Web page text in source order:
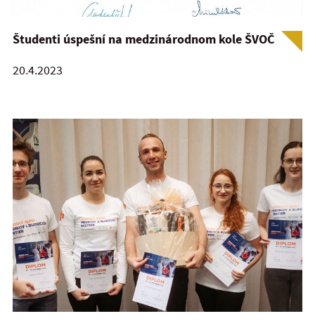
Študenti úspešní na medzinárodnom kole ŠVOČ
20.4.2023